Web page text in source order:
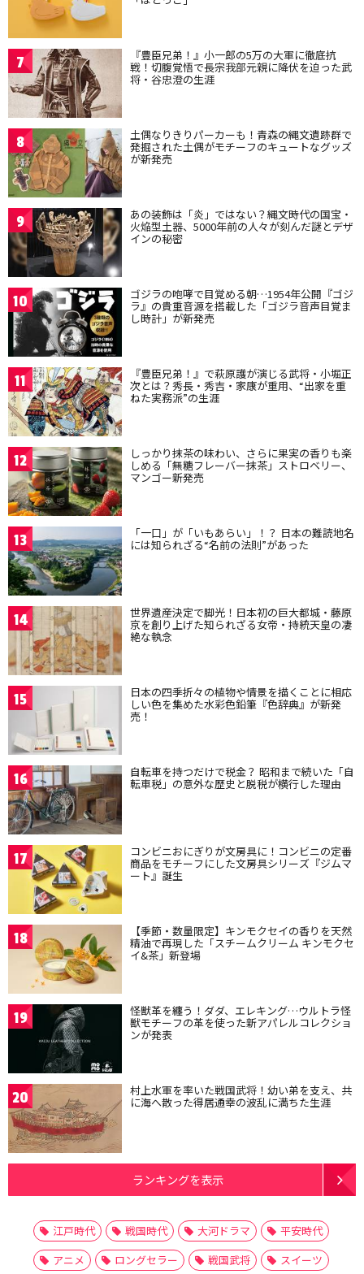
7 『豊臣兄弟！』小一郎の5万の大軍に徹底抗
戦！切腹覚悟で長宗我部元親に降伏を迫った武
将・谷忠澄の生涯
8 土偶なりきりパーカーも！青森の縄文遺跡群で
発掘された土偶がモチーフのキュートなグッズ
が新発売
9 あの装飾は「炎」ではない？縄文時代の国宝・
火焔型土器、5000年前の人々が刻んだ謎とデザ
インの秘密
10 ゴジラの咆哮で目覚める朝…1954年公開『ゴジ
ラ』の貴重音源を搭載した「ゴジラ音声目覚ま
し時計」が新発売
11 『豊臣兄弟！』で萩原護が演じる武将・小堀正
次とは？秀長・秀吉・家康が重用、“出家を重
ねた実務派”の生涯
12 しっかり抹茶の味わい、さらに果実の香りも楽
しめる「無糖フレーバー抹茶」ストロベリー、
マンゴー新発売
13 「一口」が「いもあらい」！？ 日本の難読地名
には知られざる“名前の法則”があった
14 世界遺産決定で脚光！日本初の巨大都城・藤原
京を創り上げた知られざる女帝・持統天皇の凄
絶な執念
15 日本の四季折々の植物や情景を描くことに相応
しい色を集めた水彩色鉛筆『色辞典』が新発
売！
16 自転車を持つだけで税金？ 昭和まで続いた「自
転車税」の意外な歴史と脱税が横行した理由
17 コンビニおにぎりが文房具に！コンビニの定番
商品をモチーフにした文房具シリーズ『ジムマ
ート』誕生
18 【季節・数量限定】キンモクセイの香りを天然
精油で再現した「スチームクリーム キンモクセ
イ&茶」新登場
19 怪獣革を纏う！ダダ、エレキング…ウルトラ怪
獣モチーフの革を使った新アパレルコレクショ
ンが発表
20 村上水軍を率いた戦国武将！幼い弟を支え、共
に海へ散った得居通幸の波乱に満ちた生涯
ランキングを表示
江戸時代 戦国時代 大河ドラマ
平安時代
アニメ
ロングセラー 戦国武将
スイーツ